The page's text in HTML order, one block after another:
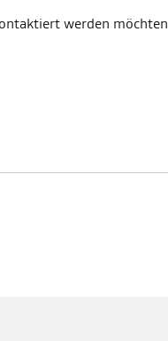
werden möchten